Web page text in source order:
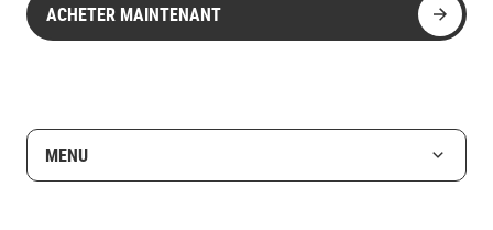
ACHETER MAINTENANT
MENU